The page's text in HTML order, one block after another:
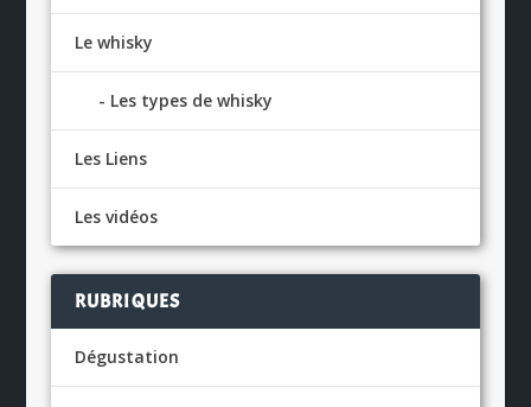
Le whisky
Les types de whisky
Les Liens
Les vidéos
RUBRIQUES
Dégustation